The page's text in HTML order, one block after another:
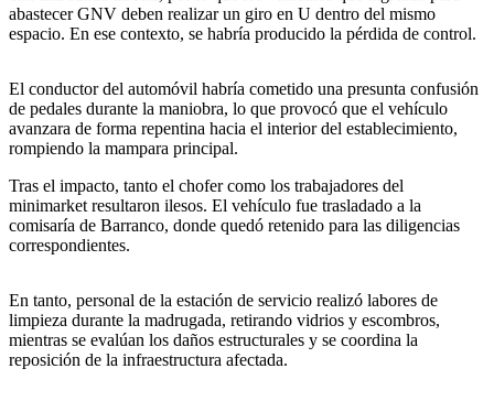
abastecer GNV deben realizar un giro en U dentro del mismo
espacio. En ese contexto, se habría producido la pérdida de control.
El conductor del automóvil habría cometido una presunta confusión
de pedales durante la maniobra, lo que provocó que el vehículo
avanzara de forma repentina hacia el interior del establecimiento,
rompiendo la mampara principal.
Tras el impacto, tanto el chofer como los trabajadores del
minimarket resultaron ilesos. El vehículo fue trasladado a la
comisaría de Barranco, donde quedó retenido para las diligencias
correspondientes.
En tanto, personal de la estación de servicio realizó labores de
limpieza durante la madrugada, retirando vidrios y escombros,
mientras se evalúan los daños estructurales y se coordina la
reposición de la infraestructura afectada.